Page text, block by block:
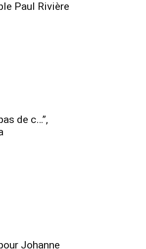
Paul Rivière
de c…”,
Johanne